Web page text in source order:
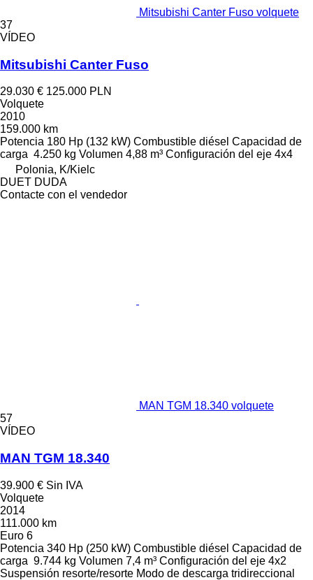
Mitsubishi Canter Fuso volquete
37
VÍDEO
Mitsubishi Canter Fuso
29.030 € 125.000 PLN
Volquete
2010
159.000 km
Potencia 180 Hp (132 kW) Combustible diésel Capacidad de
carga 4.250 kg Volumen 4,88 m³ Configuración del eje 4x4
Polonia, K/Kielc
DUET DUDA
Contacte con el vendedor
MAN TGM 18.340 volquete
57
VÍDEO
MAN TGM 18.340
39.900 € Sin IVA
Volquete
2014
111.000 km
Euro 6
Potencia 340 Hp (250 kW) Combustible diésel Capacidad de
carga 9.744 kg Volumen 7,4 m³ Configuración del eje 4x2
Suspensión resorte/resorte Modo de descarga tridireccional